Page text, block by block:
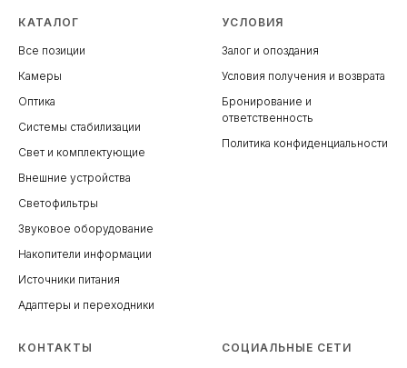
КАТАЛОГ
Все позиции
Камеры
Оптика
Системы стабилизации
Свет и комплектующие
Внешние устройства
Светофильтры
Звуковое оборудование
Накопители информации
Источники питания
Адаптеры и переходники
УСЛОВИЯ
Залог и опоздания
Условия получения и возврата
Бронирование и
ответственность
Политика конфиденциальности
КОНТАКТЫ СОЦИАЛЬНЫЕ СЕТИ